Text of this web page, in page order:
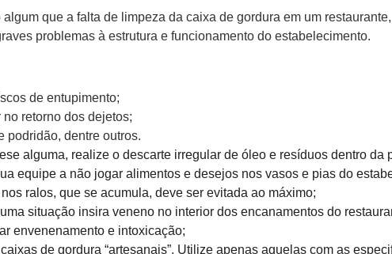
algum que a falta de limpeza da caixa de gordura em um
problemas à estrutura e funcionamento do estabelecimento.
de entupimento;
no retorno dos dejetos;
podridão, dentre outros.
alguma, realize o descarte irregular de óleo e resíduos dentro da
equipe a não jogar alimentos e desejos nos vasos e pias do
ralos, que se acumula, deve ser evitada ao máximo;
situação insira veneno no interior dos encanamentos do
envenenamento e intoxicação;
de gordura “artesanais”. Utilize apenas aquelas com as